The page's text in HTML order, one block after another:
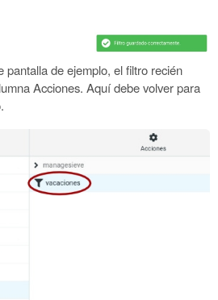
pantalla de ejemplo, el filtro recién
Acciones. Aquí debe volver para